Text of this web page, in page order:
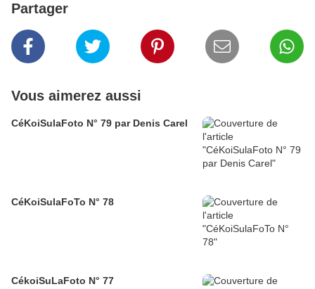
Partager
Vous aimerez aussi
CéKoiSulaFoto N° 79 par Denis Carel
CéKoiSulaFoTo N° 78
CékoiSuLaFoto N° 77